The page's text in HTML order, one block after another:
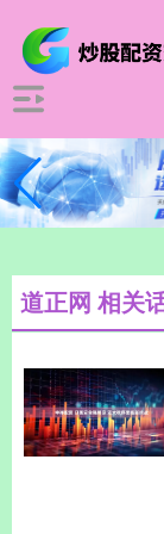
道正网 相关